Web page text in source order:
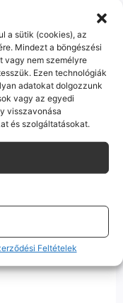
a sütik (cookies), az
Mindezt a böngészési
vagy nem személyre
Ezen technológiák
adatokat dolgozzunk
vagy az egyedi
visszavonása
és szolgáltatásokat.
Feltételek
ettől még
valahol (pl. Samsung
az alkatrész, azt a
neked.
szereplői vagyunk.
kérdésed van, élő
is megtalálsz